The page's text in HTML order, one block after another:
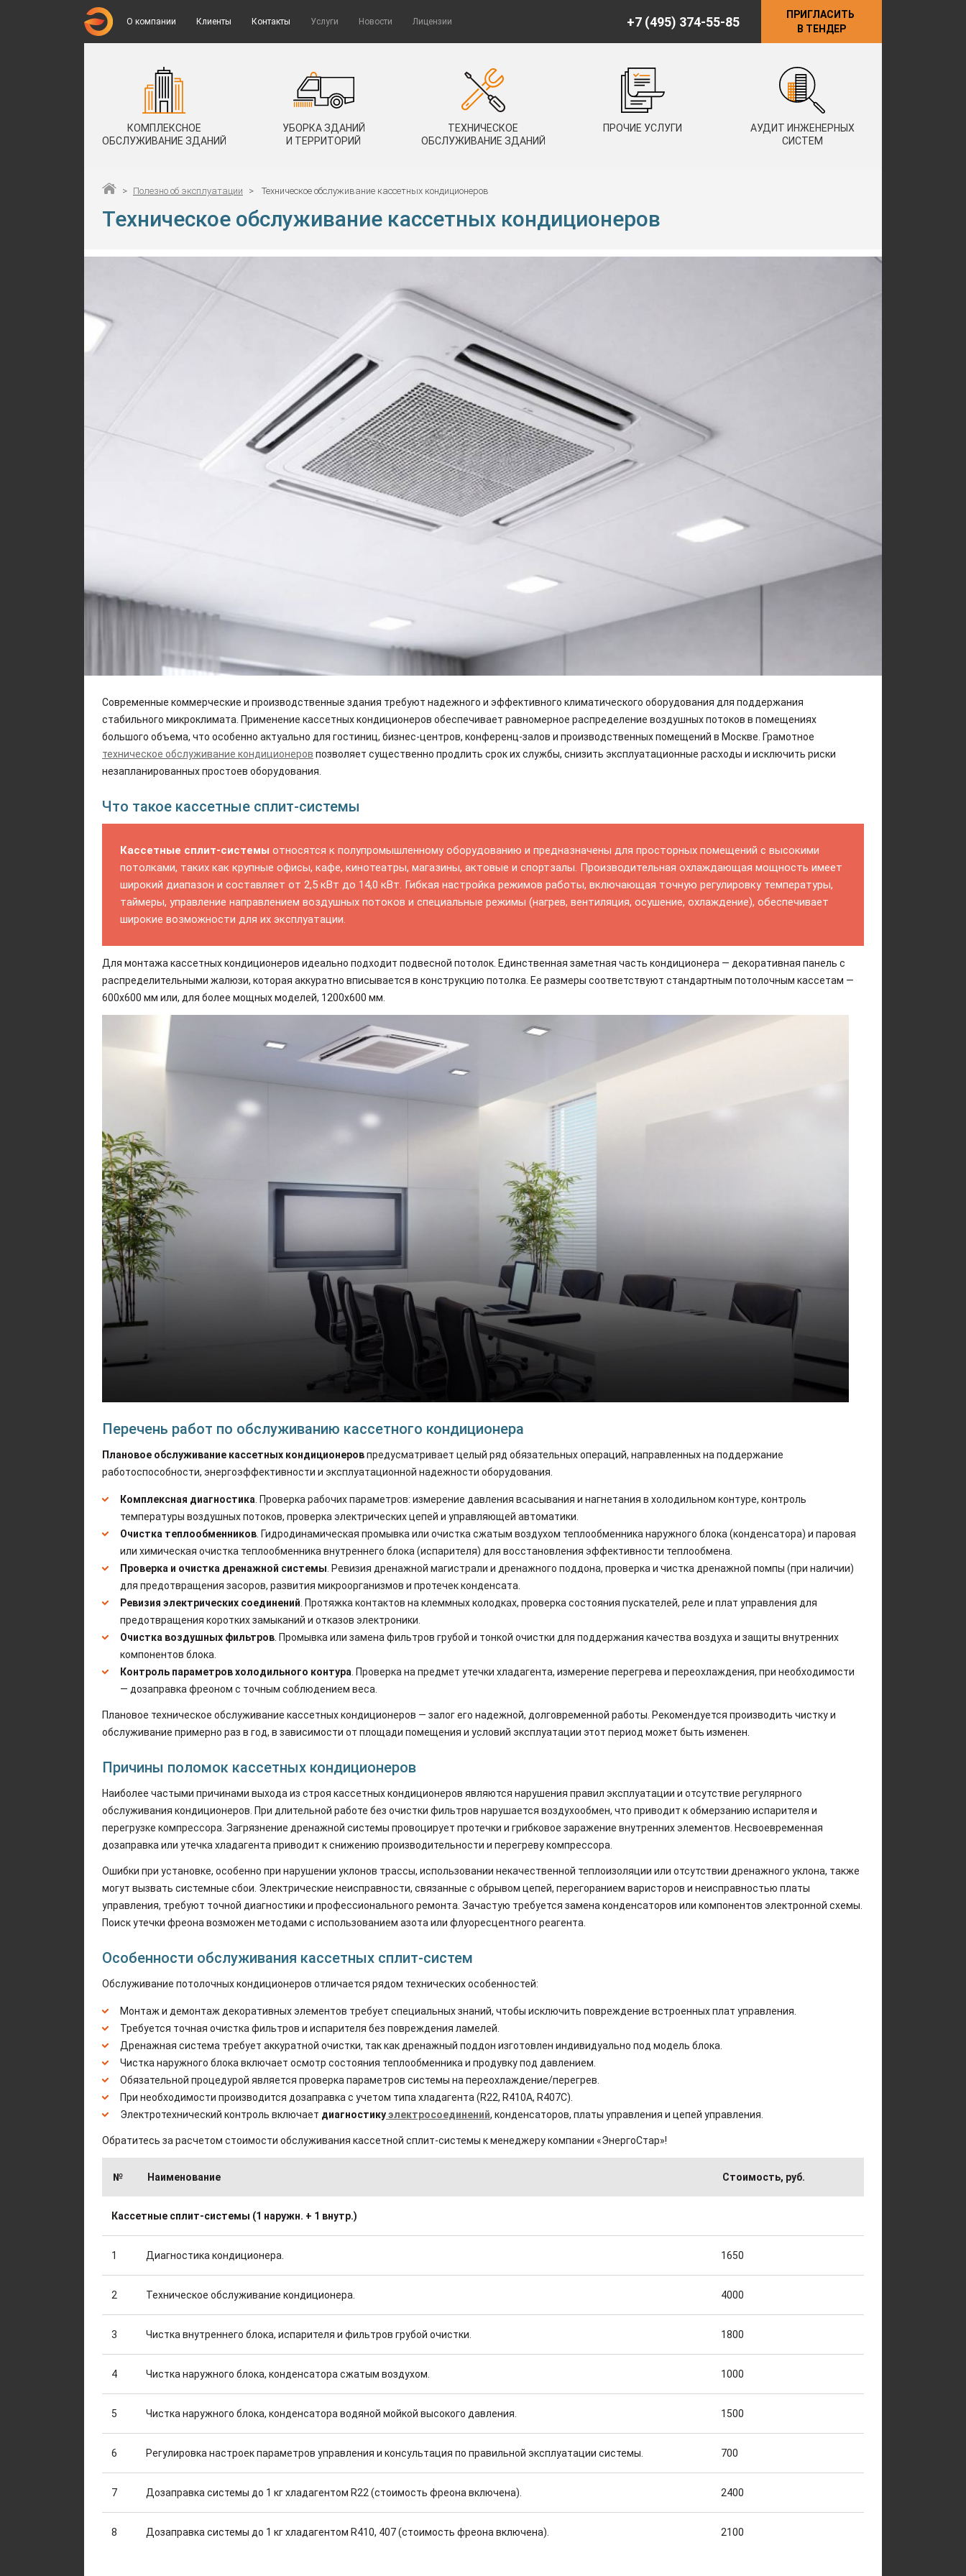
О компании Клиенты Контакты Услуги Новости Лицензии +7 (495) 374-55-85
ПРИГЛАСИТЬ
В ТЕНДЕР
КОМПЛЕКСНОЕ
ОБСЛУЖИВАНИЕ ЗДАНИЙ
УБОРКА ЗДАНИЙ
И ТЕРРИТОРИЙ
ТЕХНИЧЕСКОЕ
ОБСЛУЖИВАНИЕ ЗДАНИЙ
ПРОЧИЕ УСЛУГИ
АУДИТ ИНЖЕНЕРНЫХ
СИСТЕМ
> Полезно об эксплуатации > Техническое обслуживание кассетных кондиционеров
Техническое обслуживание кассетных кондиционеров
Современные коммерческие и производственные здания требуют надежного и эффективного климатического оборудования для поддержания
стабильного микроклимата. Применение кассетных кондиционеров обеспечивает равномерное распределение воздушных потоков в помещениях
большого объема, что особенно актуально для гостиниц, бизнес-центров, конференц-залов и производственных помещений в Москве. Грамотное
техническое обслуживание кондиционеров позволяет существенно продлить срок их службы, снизить эксплуатационные расходы и исключить риски
незапланированных простоев оборудования.
Что такое кассетные сплит-системы
Кассетные сплит-системы относятся к полупромышленному оборудованию и предназначены для просторных помещений с высокими
потолками, таких как крупные офисы, кафе, кинотеатры, магазины, актовые и спортзалы. Производительная охлаждающая мощность имеет
широкий диапазон и составляет от 2,5 кВт до 14,0 кВт. Гибкая настройка режимов работы, включающая точную регулировку температуры,
таймеры, управление направлением воздушных потоков и специальные режимы (нагрев, вентиляция, осушение, охлаждение), обеспечивает
широкие возможности для их эксплуатации.
Для монтажа кассетных кондиционеров идеально подходит подвесной потолок. Единственная заметная часть кондиционера — декоративная панель с
распределительными жалюзи, которая аккуратно вписывается в конструкцию потолка. Ее размеры соответствуют стандартным потолочным кассетам —
600х600 мм или, для более мощных моделей, 1200х600 мм.
Перечень работ по обслуживанию кассетного кондиционера
Плановое обслуживание кассетных кондиционеровпредусматривает целый ряд обязательных операций, направленных на поддержание
работоспособности, энергоэффективности и эксплуатационной надежности оборудования.
Комплексная диагностика . Проверка рабочих параметров: измерение давления всасывания и нагнетания в холодильном контуре, контроль
температуры воздушных потоков, проверка электрических цепей и управляющей автоматики.
Очистка теплообменников . Гидродинамическая промывка или очистка сжатым воздухом теплообменника наружного блока (конденсатора) и паровая
или химическая очистка теплообменника внутреннего блока (испарителя) для восстановления эффективности теплообмена.
Проверка и очистка дренажной системы . Ревизия дренажной магистрали и дренажного поддона, проверка и чистка дренажной помпы (при наличии)
для предотвращения засоров, развития микроорганизмов и протечек конденсата.
Ревизия электрических соединений . Протяжка контактов на клеммных колодках, проверка состояния пускателей, реле и плат управления для
предотвращения коротких замыканий и отказов электроники.
Очистка воздушных фильтров . Промывка или замена фильтров грубой и тонкой очистки для поддержания качества воздуха и защиты внутренних
компонентов блока.
Контроль параметров холодильного контура . Проверка на предмет утечки хладагента, измерение перегрева и переохлаждения, при необходимости
— дозаправка фреоном с точным соблюдением веса.
Плановое техническое обслуживание кассетных кондиционеров — залог его надежной, долговременной работы. Рекомендуется производить чистку и
обслуживание примерно раз в год, в зависимости от площади помещения и условий эксплуатации этот период может быть изменен.
Причины поломок кассетных кондиционеров
Наиболее частыми причинами выхода из строя кассетных кондиционеров являются нарушения правил эксплуатации и отсутствие регулярного
обслуживания кондиционеров. При длительной работе без очистки фильтров нарушается воздухообмен, что приводит к обмерзанию испарителя и
перегрузке компрессора. Загрязнение дренажной системы провоцирует протечки и грибковое заражение внутренних элементов. Несвоевременная
дозаправка или утечка хладагента приводит к снижению производительности и перегреву компрессора.
Ошибки при установке, особенно при нарушении уклонов трассы, использовании некачественной теплоизоляции или отсутствии дренажного уклона, также
могут вызвать системные сбои. Электрические неисправности, связанные с обрывом цепей, перегоранием варисторов и неисправностью платы
управления, требуют точной диагностики и профессионального ремонта. Зачастую требуется замена конденсаторов или компонентов электронной схемы.
Поиск утечки фреона возможен методами с использованием азота или флуоресцентного реагента.
Особенности обслуживания кассетных сплит-систем
Обслуживание потолочных кондиционеров отличается рядом технических особенностей:
Монтаж и демонтаж декоративных элементов требует специальных знаний, чтобы исключить повреждение встроенных плат управления.
Требуется точная очистка фильтров и испарителя без повреждения ламелей.
Дренажная система требует аккуратной очистки, так как дренажный поддон изготовлен индивидуально под модель блока.
Чистка наружного блока включает осмотр состояния теплообменника и продувку под давлением.
Обязательной процедурой является проверка параметров системы на переохлаждение/перегрев.
При необходимости производится дозаправка с учетом типа хладагента (R22, R410A, R407C).
Электротехнический контроль включает диагностикуэлектросоединений, конденсаторов, платы управления и цепей управления.
Обратитесь за расчетом стоимости обслуживания кассетной сплит-системы к менеджеру компании «ЭнергоСтар»!
№ Наименование Стоимость, руб.
Кассетные сплит-системы (1 наружн. + 1 внутр.)
1 Диагностика кондиционера. 1650
2 Техническое обслуживание кондиционера. 4000
3 Чистка внутреннего блока, испарителя и фильтров грубой очистки. 1800
4 Чистка наружного блока, конденсатора сжатым воздухом. 1000
5 Чистка наружного блока, конденсатора водяной мойкой высокого давления. 1500
6 Регулировка настроек параметров управления и консультация по правильной эксплуатации системы. 700
7 Дозаправка системы до 1 кг хладагентом R22 (стоимость фреона включена). 2400
8 Дозаправка системы до 1 кг хладагентом R410, 407 (стоимость фреона включена). 2100